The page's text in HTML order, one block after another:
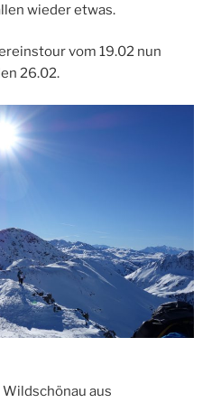
wieder etwas.
vom 19.02 nun
26.02.
aus